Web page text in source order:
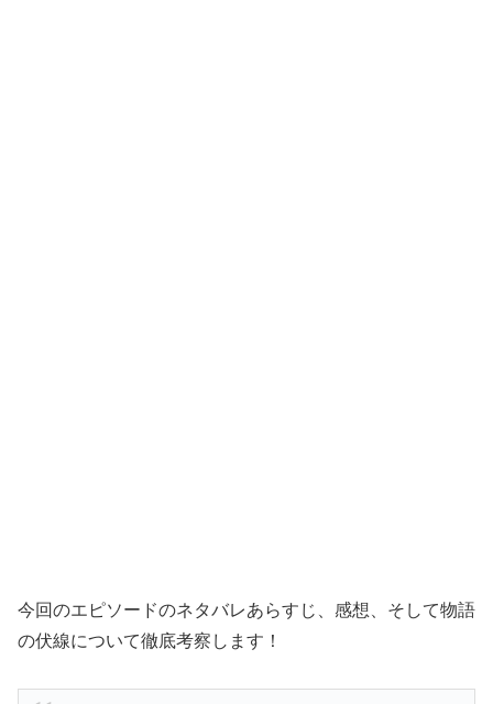
今回のエピソードのネタバレあらすじ、感想、そして物語
の伏線について徹底考察します！